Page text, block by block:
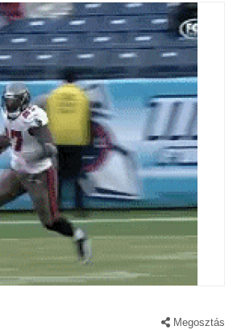
Megosztás